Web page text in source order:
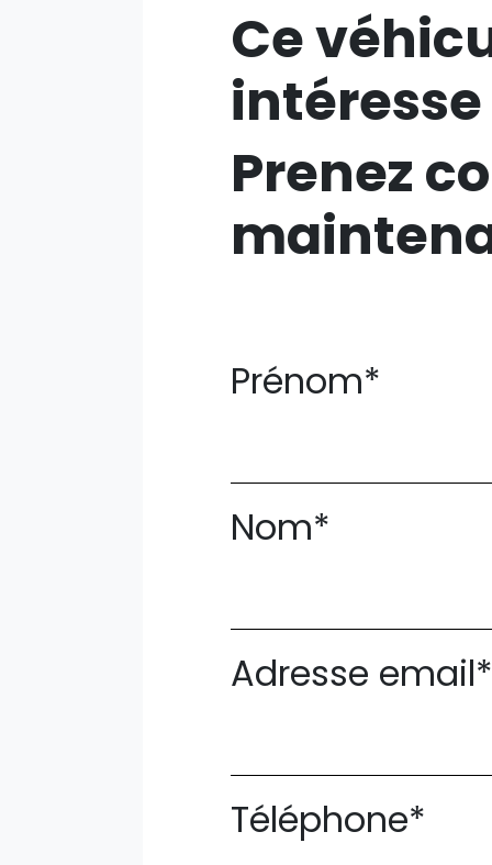
Ce
intéresse
Prenez
Prénom*
Nom*
Adresse email*
Téléphone*